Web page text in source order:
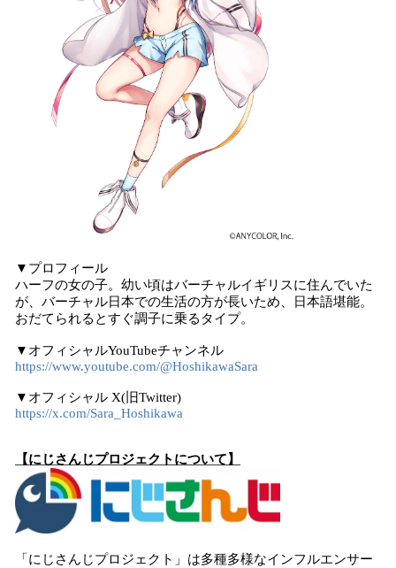
▼プロフィール
ハーフの女の子。幼い頃はバーチャルイギリスに住んでいた
が、バーチャル日本での生活の方が長いため、日本語堪能。
おだてられるとすぐ調子に乗るタイプ。
▼オフィシャルYouTubeチャンネル
https://www.youtube.com/@HoshikawaSara
▼オフィシャル X(旧Twitter)
https://x.com/Sara_Hoshikawa
【にじさんじプロジェクトについて】
「にじさんじプロジェクト」は多種多様なインフルエンサー